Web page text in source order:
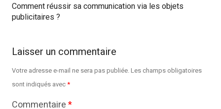
Comment réussir sa communication via les objets
publicitaires ?
Laisser un commentaire
Votre adresse e-mail ne sera pas publiée.Les champs obligatoires
sont indiqués avec*
Commentaire*